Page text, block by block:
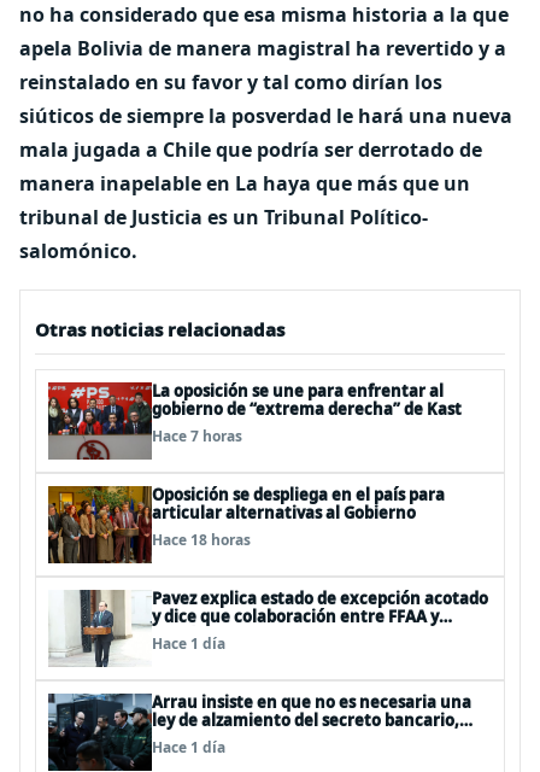
no ha considerado que esa misma historia a la que
apela Bolivia de manera magistral ha revertido y a
reinstalado en su favor y tal como dirían los
siúticos de siempre la posverdad le hará una nueva
mala jugada a Chile que podría ser derrotado de
manera inapelable en La haya que más que un
tribunal de Justicia es un Tribunal Político-
salomónico.
Otras noticias relacionadas
La oposición se une para enfrentar al
gobierno de “extrema derecha” de Kast
Hace 7 horas
Oposición se despliega en el país para
articular alternativas al Gobierno
Hace 18 horas
Pavez explica estado de excepción acotado
y dice que colaboración entre FFAA y
policías, “es algo del todo pertinente
analizar”
Hace 1 día
Arrau insiste en que no es necesaria una
ley de alzamiento del secreto bancario,
porque ya existe
Hace 1 día